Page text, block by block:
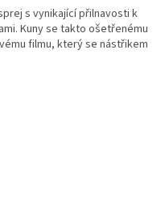
s vynikající přilnavosti k
Kuny se takto ošetřenému
filmu, který se nástřikem